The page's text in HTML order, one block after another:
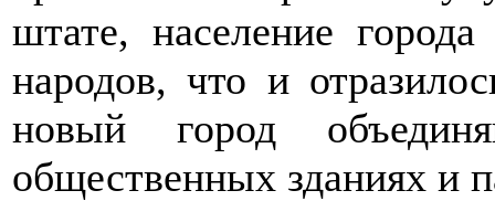
штате, население
народов, что и
новый город
общественных зданиях и